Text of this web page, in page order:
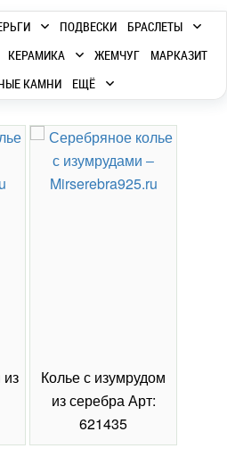
ПОДВЕСКИ
БРАСЛЕТЫ
КЕРАМИКА ЖЕМЧУГ
МАРКАЗИТ
КАМНИ
ЕЩЁ
Колье с изумрудом
из серебра Арт:
621435